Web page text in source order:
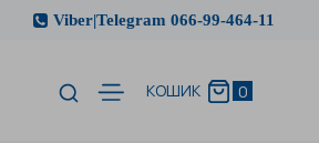
Viber|Telegram 066-99-464-11
КОШИК 0